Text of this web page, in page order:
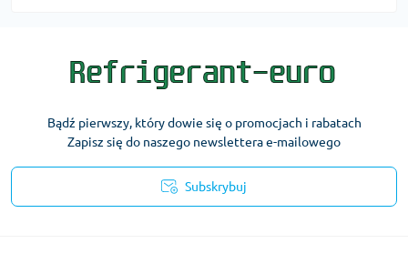
Bądź pierwszy, który dowie się o promocjach i rabatach
Zapisz się do naszego newslettera e-mailowego
Subskrybuj